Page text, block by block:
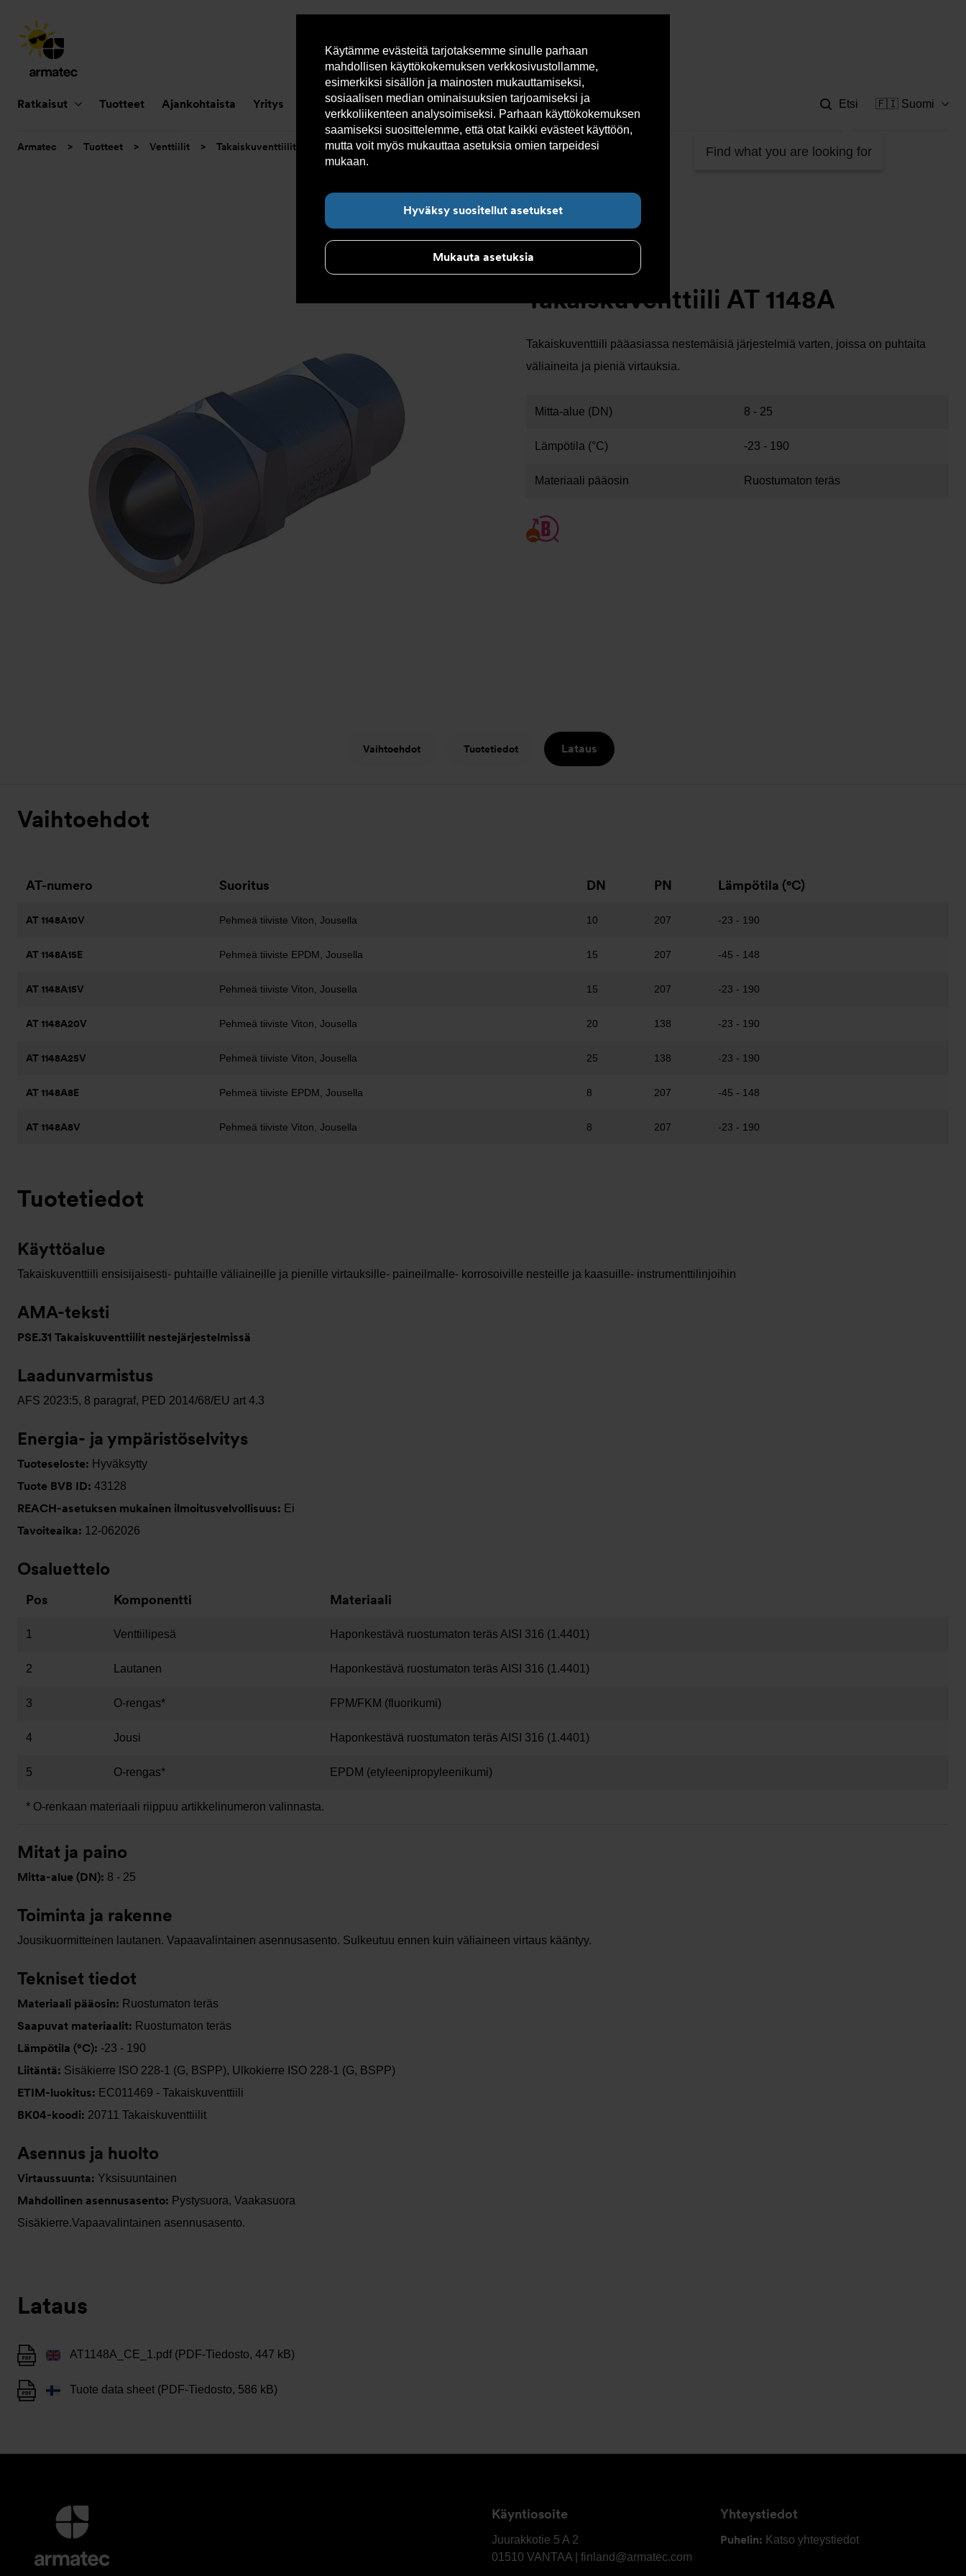
Käytämme evästeitä tarjotaksemme sinulle parhaan
mahdollisen käyttökokemuksen verkkosivustollamme,
esimerkiksi sisällön ja mainosten mukauttamiseksi,
sosiaalisen median ominaisuuksien tarjoamiseksi ja
verkkoliikenteen analysoimiseksi. Parhaan käyttökokemuksen
saamiseksi suosittelemme, että otat kaikki evästeet käyttöön,
mutta voit myös mukauttaa asetuksia omien tarpeidesi
mukaan.
Hyväksy suositellut asetukset
Mukauta asetuksia
Ratkaisut Tuotteet Ajankohtaista Yritys Huolto Vastuullisuus Yhteystiedot Tekniset apuvälineet
Find what you are looking for
Etsi 🇫🇮 Suomi
Olet
Armatec > Tuotteet > Venttiilit > Takaiskuventtiilit Istukkaventtiilit > Takaiskuventtiili AT 1148A
Takaiskuventtiili AT 1148A
Takaiskuventtiili pääasiassa nestemäisiä järjestelmiä varten, joissa on puhtaita
väliaineita ja pieniä virtauksia.
Mitta-alue (DN) 8 - 25
Lämpötila (°C) -23 - 190
Materiaali pääosin Ruostumaton teräs
Vaihtoehdot Tuotetiedot Lataus
Vaihtoehdot
AT-numero Suoritus DN PN Lämpötila (°C)
AT 1148A10V Pehmeä tiiviste Viton, Jousella 10 207 -23 - 190
AT 1148A15E Pehmeä tiiviste EPDM, Jousella 15 207 -45 - 148
AT 1148A15V Pehmeä tiiviste Viton, Jousella 15 207 -23 - 190
AT 1148A20V Pehmeä tiiviste Viton, Jousella 20 138 -23 - 190
AT 1148A25V Pehmeä tiiviste Viton, Jousella 25 138 -23 - 190
AT 1148A8E Pehmeä tiiviste EPDM, Jousella 8 207 -45 - 148
AT 1148A8V Pehmeä tiiviste Viton, Jousella 8 207 -23 - 190
Tuotetiedot
Käyttöalue
Takaiskuventtiili ensisijaisesti- puhtaille väliaineille ja pienille virtauksille- paineilmalle- korrosoiville nesteille ja kaasuille- instrumenttilinjoihin
AMA-teksti
PSE.31 Takaiskuventtiilit nestejärjestelmissä
Laadunvarmistus
AFS 2023:5, 8 paragraf, PED 2014/68/EU art 4.3
Energia- ja ympäristöselvitys
Tuoteseloste: Hyväksytty
Tuote BVB ID: 43128
REACH-asetuksen mukainen ilmoitusvelvollisuus: Ei
Tavoiteaika: 12-062026
Osaluettelo
Pos Komponentti Materiaali
1 Venttiilipesä Haponkestävä ruostumaton teräs AISI 316 (1.4401)
2 Lautanen Haponkestävä ruostumaton teräs AISI 316 (1.4401)
3 O-rengas* FPM/FKM (fluorikumi)
4 Jousi Haponkestävä ruostumaton teräs AISI 316 (1.4401)
5 O-rengas* EPDM (etyleenipropyleenikumi)
* O-renkaan materiaali riippuu artikkelinumeron valinnasta.
Mitat ja paino
Mitta-alue (DN): 8 - 25
Toiminta ja rakenne
Jousikuormitteinen lautanen. Vapaavalintainen asennusasento. Sulkeutuu ennen kuin väliaineen virtaus kääntyy.
Tekniset tiedot
Materiaali pääosin: Ruostumaton teräs
Saapuvat materiaalit: Ruostumaton teräs
Lämpötila (°C): -23 - 190
Liitäntä: Sisäkierre ISO 228-1 (G, BSPP), Ulkokierre ISO 228-1 (G, BSPP)
ETIM-luokitus: EC011469 - Takaiskuventtiili
BK04-koodi: 20711 Takaiskuventtiilit
Asennus ja huolto
Virtaussuunta: Yksisuuntainen
Mahdollinen asennusasento: Pystysuora, Vaakasuora
Sisäkierre.Vapaavalintainen asennusasento.
Lataus
AT1148A_CE_1.pdf (PDF-Tiedosto, 447 kB)
Tuote data sheet (PDF-Tiedosto, 586 kB)
Lisätietoja
Käyntiosoite
OY
Juurakkotie 5 A 2
01510 VANTAA | finland@armatec.com
Yhteystiedot
Puhelin: Katso yhteystiedot